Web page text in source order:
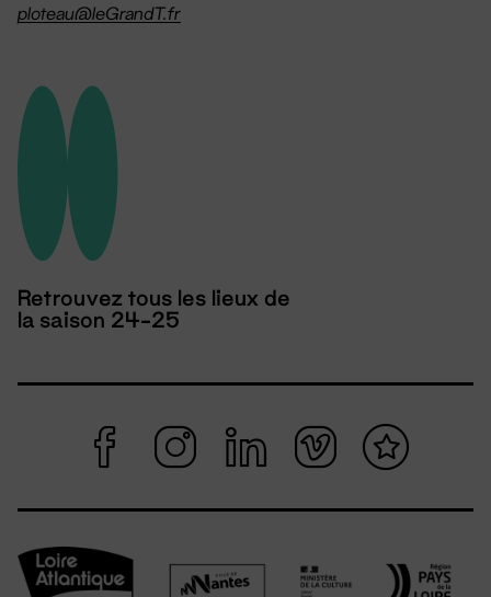
ploteau@leGrandT.fr
Retrouvez tous les lieux de
la saison 24-25